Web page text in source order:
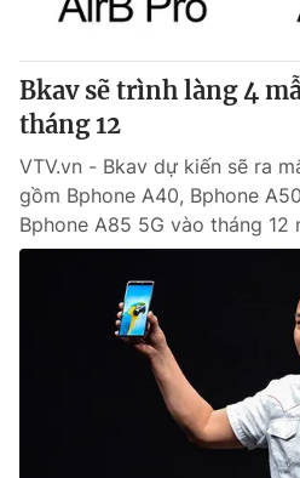
Bkav sẽ trình làng 4
tháng 12
VTV.vn - Bkav dự kiến sẽ ra
gồm Bphone A40, Bphone
Bphone A85 5G vào tháng 12